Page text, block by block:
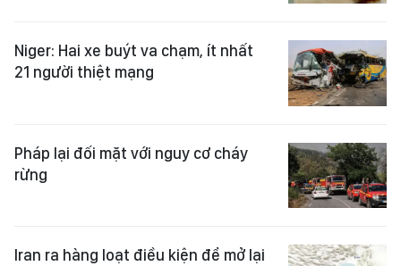
Niger: Hai xe buýt va chạm, ít nhất
21 người thiệt mạng
Pháp lại đối mặt với nguy cơ cháy
rừng
Iran ra hàng loạt điều kiện để mở lại